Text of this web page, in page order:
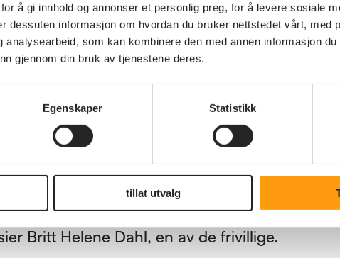
å gi innhold og annonser et personlig preg, for å levere sosiale
dessuten informasjon om hvordan du bruker nettstedet vårt, med
analysearbeid, som kan kombinere den med annen informasjon
gjennom din bruk av tjenestene deres.
Egenskaper Statistikk
tillat utvalg
intelligens
opplæringen er å heve kompetansen,
hos den enkelte, ikke minst når det
er det enkelte som sier at de ikke vil
i det hele tatt. De bruker for eksempel fortsatt
Britt Helene Dahl, en av de frivillige.